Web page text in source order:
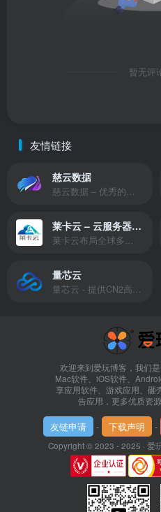
暂无评
友情链接
慈云数据
慈云数据 – 优秀的云服务器服务商，提供最具有性价比的产品。慈云数据是开发者必不可少的良心云
莱卡云 – 云服务器提供商
莱卡云布局全球多个地理区域。提供服务有：境外云服务器、国内云服务器、独立服务器、服务器托管、CDN、SSL证书、游戏服务器等业务。
量芯云
量芯云 - 提供CN2高速香港美国云服务器&专业高防服务器租用等云服务器供应商
欢迎来到爱玩博客，我们
Mac软件、iOS软件、
享应用软件、游戏应用、砸
告应用，更多优质资
友链申请 - 下载声明 -
Copyright © 2023 - 2025 · 爱